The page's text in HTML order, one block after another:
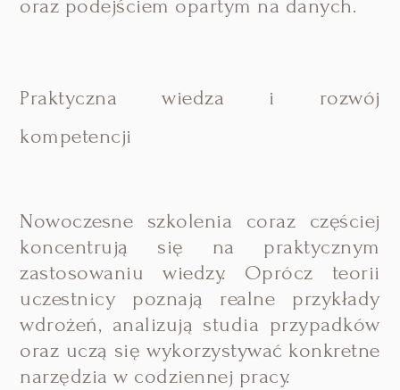
oraz podejściem opartym na danych.
Praktyczna wiedza i rozwój
kompetencji
Nowoczesne szkolenia coraz częściej
koncentrują się na praktycznym
zastosowaniu wiedzy. Oprócz teorii
uczestnicy poznają realne przykłady
wdrożeń, analizują studia przypadków
oraz uczą się wykorzystywać konkretne
narzędzia w codziennej pracy.